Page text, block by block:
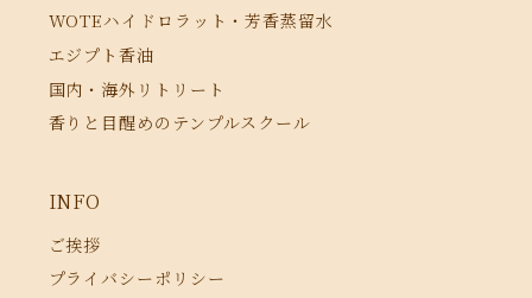
WOTEハイドロラット・芳香蒸留水
エジプト香油
国内・海外リトリート
香りと目醒めのテンプルスクール
INFO
ご挨拶
プライバシーポリシー